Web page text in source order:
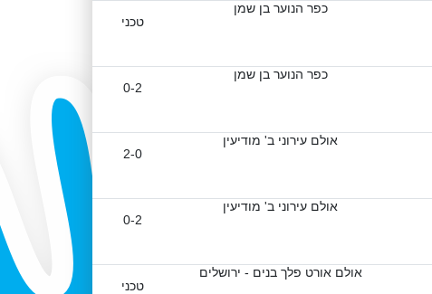
כפר הנוער בן שמן
טכני
כפר הנוער בן שמן
0-2
אולם עירוני ב' מודיעין
2-0
אולם עירוני ב' מודיעין
0-2
אולם אורט פלך בנים - ירושלים
טכני